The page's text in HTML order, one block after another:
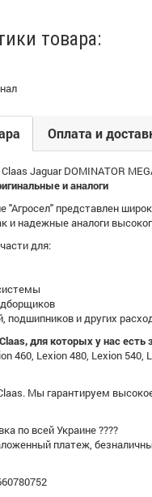
товара:
Оплата и
Jaguar DOMINATOR
и аналоги
"Агросел" представлен
и надежные аналоги
для:
подшипников и других
для которых у нас есть
460, Lexion 480, Lexion 540,
Мы гарантируем
по всей Украине ????
платеж,